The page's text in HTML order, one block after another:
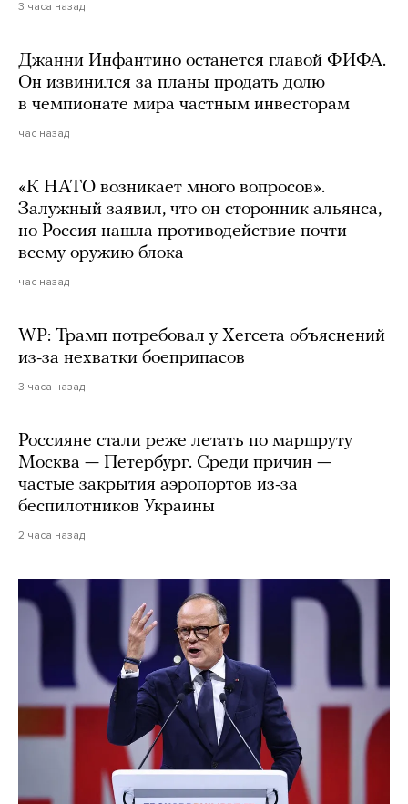
3 часа назад
Джанни Инфантино останется главой ФИФА.
Он извинился за планы продать долю
в чемпионате мира частным инвесторам
час назад
«К НАТО возникает много вопросов».
Залужный заявил, что он сторонник альянса,
но Россия нашла противодействие почти
всему оружию блока
час назад
WP: Трамп потребовал у Хегсета объяснений
из-за нехватки боеприпасов
3 часа назад
Россияне стали реже летать по маршруту
Москва — Петербург. Среди причин —
частые закрытия аэропортов из-за
беспилотников Украины
2 часа назад